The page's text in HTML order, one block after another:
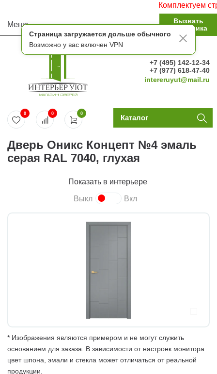
Страница загружается дольше обычного
Возможно у вас включен VPN
Комплектуем
Меню
Вызвать
замерщика
+7 (495) 142-12-34
+7 (977) 618-47-40
intereruyut@mail.ru
0
0 0 Каталог
Дверь Оникс Концепт №4 эмаль
серая RAL 7040, глухая
Показать в интерьере
Выкл Вкл
* Изображения являются примером и не могут служить
основанием для заказа. В зависимости от настроек монитора
цвет шпона, эмали и стекла может отличаться от реальной
продукции.